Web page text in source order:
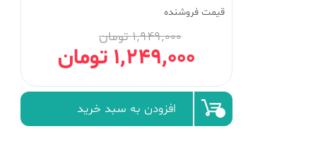
قیمت فروشنده
1٬949٬000 تومان
1٬249٬000 تومان
افزودن به سبد خرید